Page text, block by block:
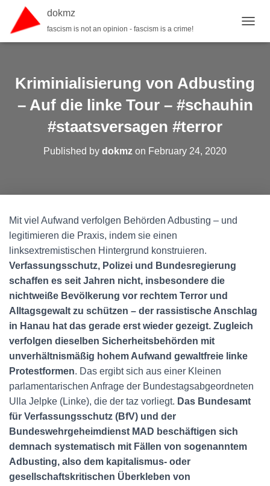
dokmz
fascism is not an opinion - fascism is a crime!
Kriminialisierung von Adbusting
– Auf die linke Tour – #schauhin
#staatsversagen #terror
Published by dokmz on February 24, 2020
Mit viel Aufwand verfolgen Behörden Adbusting – und
legitimieren die Praxis, indem sie einen
linksextremistischen Hintergrund konstruieren.
Verfassungsschutz, Polizei und Bundesregierung
schaffen es seit Jahren nicht, insbesondere die
nichtweiße Bevölkerung vor rechtem Terror und
Alltagsgewalt zu schützen – der rassistische Anschlag
in Hanau hat das gerade erst wieder gezeigt. Zugleich
verfolgen dieselben Sicherheitsbehörden mit
unverhältnismäßig hohem Aufwand gewaltfreie linke
Protestformen. Das ergibt sich aus einer Kleinen
parlamentarischen Anfrage der Bundestagsabgeordneten
Ulla Jelpke (Linke), die der taz vorliegt. Das Bundesamt
für Verfassungsschutz (BfV) und der
Bundeswehrgeheimdienst MAD beschäftigen sich
demnach systematisch mit Fällen von sogenanntem
Adbusting, also dem kapitalismus- oder
gesellschaftskritischen Überkleben von